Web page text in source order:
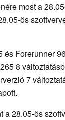
most a
ös
Forerunner
8
7
28.05-ös